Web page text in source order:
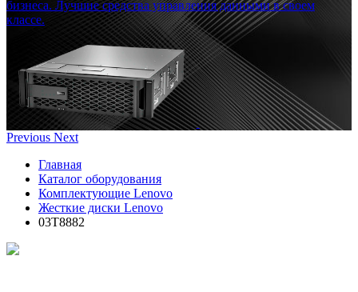
бизнеса. Лучшие средства управления данными в своем
классе.
Previous Next
Главная
Каталог оборудования
Комплектующие Lenovo
Жесткие диски Lenovo
03T8882